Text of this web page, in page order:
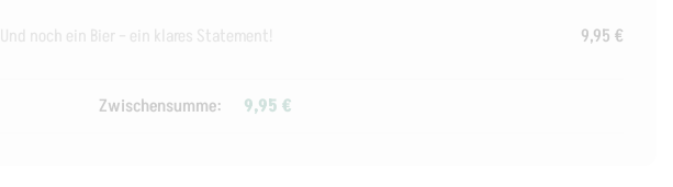
Und noch ein Bier – ein klares Statement! 9,95 €
Zwischensumme: 9,95 €